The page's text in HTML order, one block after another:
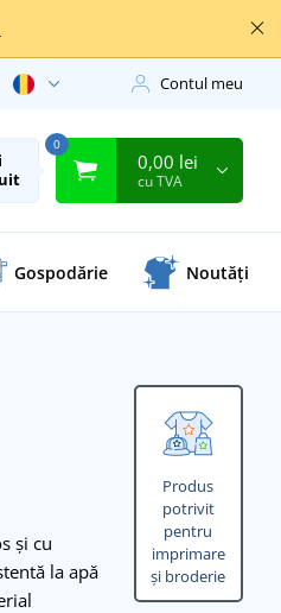
Contul meu
0
0,00 lei
cu TVA
Gospodărie Noutăți
Produs
potrivit
pentru
imprimare
și broderie
și cu
la apă